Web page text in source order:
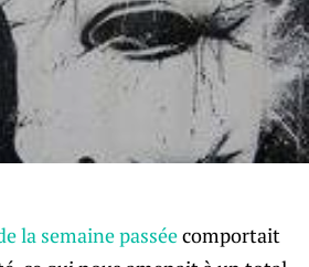
la semaine passéecomportait